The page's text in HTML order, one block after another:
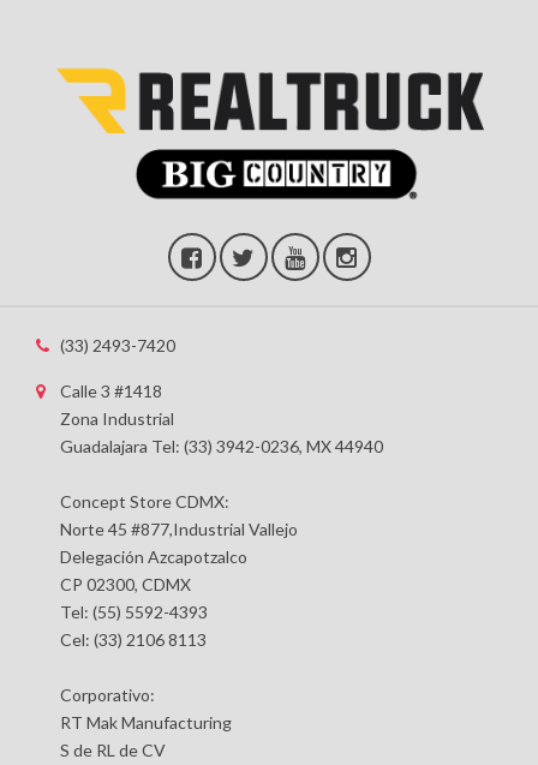
(33) 2493-7420
Calle 3 #1418
Zona Industrial
Guadalajara Tel: (33) 3942-0236, MX 44940
Concept Store CDMX:
Norte 45 #877,Industrial Vallejo
Delegación Azcapotzalco
CP 02300, CDMX
Tel: (55) 5592-4393
Cel: (33) 2106 8113
Corporativo:
RT Mak Manufacturing
S de RL de CV